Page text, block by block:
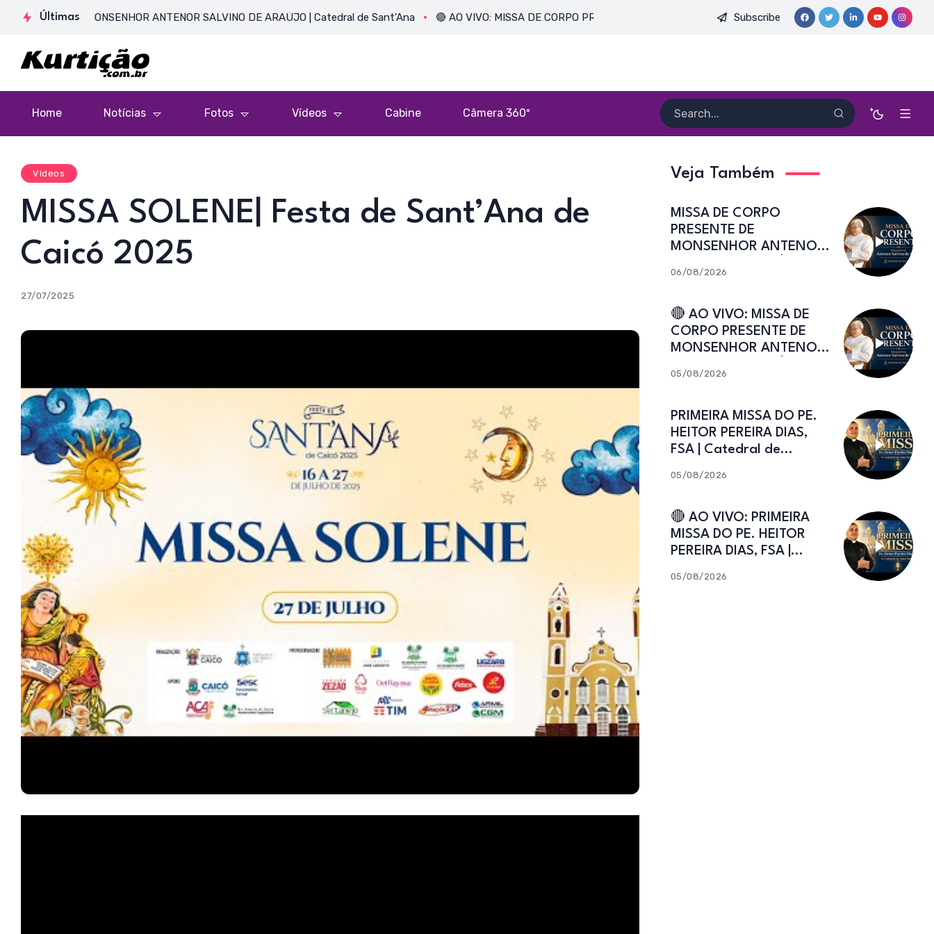
Últimas
DE MONSENHOR ANTENOR SALVINO DE ARAÚJO | Catedral de Sant’Ana 🔴 AO VIVO: MISSA DE CORPO PRESENTE DE MONSENHOR ANTENOR SALVINO DE ARAÚJO | Catedral de
Subscribe
Home Notícias Fotos Vídeos Cabine Câmera 360º
Vídeos
MISSA SOLENE| Festa de Sant’Ana de
Caicó 2025
27/07/2025
Veja Também
MISSA DE CORPO
PRESENTE DE
MONSENHOR ANTENOR
Catedral de Sant’Ana
06/08/2026
🔴 AO VIVO: MISSA DE
CORPO PRESENTE DE
MONSENHOR ANTENOR
Catedral de Sant’Ana
05/08/2026
PRIMEIRA MISSA DO PE.
HEITOR PEREIRA DIAS,
FSA | Catedral de
05/08/2026
🔴 AO VIVO: PRIMEIRA
MISSA DO PE. HEITOR
PEREIRA DIAS, FSA |
Caicó-RN
05/08/2026